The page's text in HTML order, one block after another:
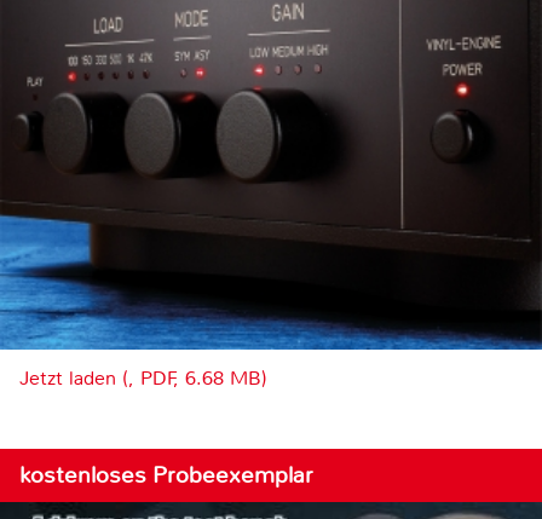
Jetzt laden (, PDF, 6.68 MB)
kostenloses Probeexemplar